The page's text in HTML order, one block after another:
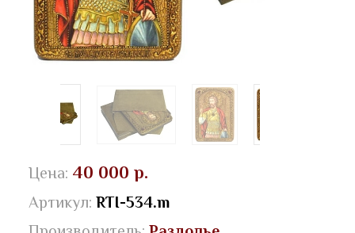
Цена: 40 000 р.
Артикул: RTI-534.m